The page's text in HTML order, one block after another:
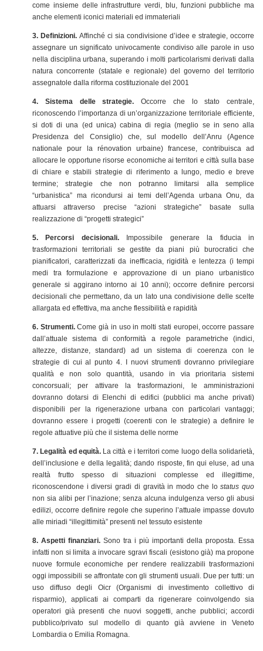
come insieme delle infrastrutture verdi, blu, funzioni pubbliche ma
anche elementi iconici materiali ed immateriali
3. Definizioni. Affinché ci sia condivisione d’idee e strategie, occorre
assegnare un significato univocamente condiviso alle parole in uso
nella disciplina urbana, superando i molti particolarismi derivati dalla
natura concorrente (statale e regionale) del governo del territorio
assegnatole dalla riforma costituzionale del 2001
4. Sistema delle strategie. Occorre che lo stato centrale,
riconoscendo l’importanza di un’organizzazione territoriale efficiente,
si doti di una (ed unica) cabina di regia (meglio se in seno alla
Presidenza del Consiglio) che, sul modello dell’Anru (Agence
nationale pour la rénovation urbaine) francese, contribuisca ad
allocare le opportune risorse economiche ai territori e città sulla base
di chiare e stabili strategie di riferimento a lungo, medio e breve
termine; strategie che non potranno limitarsi alla semplice
“urbanistica” ma ricondursi ai temi dell’Agenda urbana Onu, da
attuarsi attraverso precise “azioni strategiche” basate sulla
realizzazione di “progetti strategici”
5. Percorsi decisionali.Impossibile generare la fiducia in
trasformazioni territoriali se gestite da piani più burocratici che
pianificatori, caratterizzati da inefficacia, rigidità e lentezza (i tempi
medi tra formulazione e approvazione di un piano urbanistico
generale si aggirano intorno ai 10 anni); occorre definire percorsi
decisionali che permettano, da un lato una condivisione delle scelte
allargata ed effettiva, ma anche flessibilità e rapidità
6. Strumenti.Come già in uso in molti stati europei, occorre passare
dall’attuale sistema di conformità a regole parametriche (indici,
altezze, distanze, standard) ad un sistema di coerenza con le
strategie di cui al punto 4. I nuovi strumenti dovranno privilegiare
qualità e non solo quantità, usando in via prioritaria sistemi
concorsuali; per attivare la trasformazioni, le amministrazioni
dovranno dotarsi di Elenchi di edifici (pubblici ma anche privati)
disponibili per la rigenerazione urbana con particolari vantaggi;
dovranno essere i progetti (coerenti con le strategie) a definire le
regole attuative più che il sistema delle norme
7. Legalità ed equità.La città e i territori come luogo della solidarietà,
dell’inclusione e della legalità; dando risposte, fin qui eluse, ad una
realtà frutto spesso di situazioni complesse ed illegittime,
riconoscendone i diversi gradi di gravità in modo che lostatus quo
non sia alibi per l’inazione; senza alcuna indulgenza verso gli abusi
edilizi, occorre definire regole che superino l’attuale impasse dovuto
alle miriadi “illegittimità” presenti nel tessuto esistente
8. Aspetti finanziari. Sono tra i più importanti della proposta. Essa
infatti non si limita a invocare sgravi fiscali (esistono già) ma propone
nuove formule economiche per rendere realizzabili trasformazioni
oggi impossibili se affrontate con gli strumenti usuali. Due per tutti: un
uso diffuso degli Oicr (Organismi di investimento collettivo di
risparmio), applicati ai comparti da rigenerare coinvolgendo sia
operatori già presenti che nuovi soggetti, anche pubblici; accordi
pubblico/privato sul modello di quanto già avviene in Veneto
Lombardia o Emilia Romagna.